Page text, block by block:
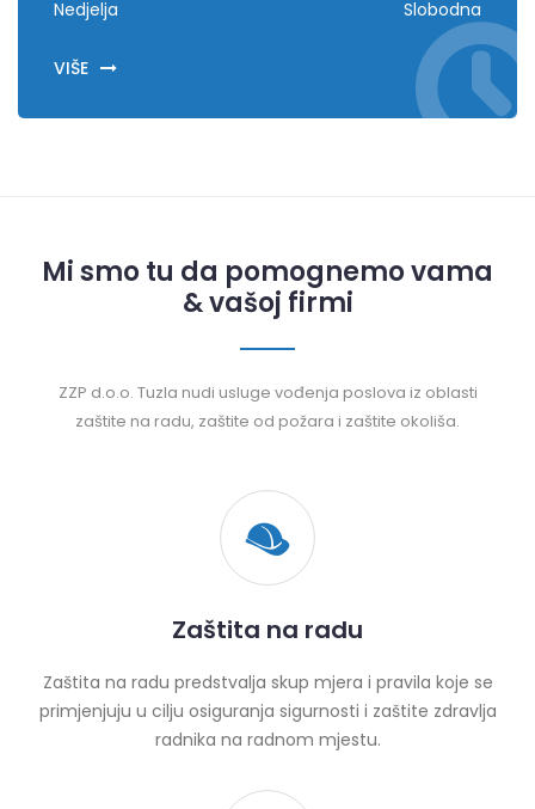
Nedjelja
Slobodna
VIŠE
Mi smo tu da pomognemo vama
& vašoj firmi
ZZP d.o.o. Tuzla nudi usluge vođenja poslova iz oblasti
zaštite na radu, zaštite od požara i zaštite okoliša.
Zaštita na radu
Zaštita na radu predstvalja skup mjera i pravila koje se
primjenjuju u cilju osiguranja sigurnosti i zaštite zdravlja
radnika na radnom mjestu.